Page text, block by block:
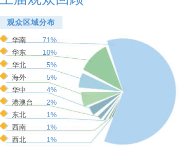
观众区域分布
华南
71%
华东
10%
华北
5%
海外
5%
华中
4%
港澳台
2%
东北
1%
西南
1%
西北
1%